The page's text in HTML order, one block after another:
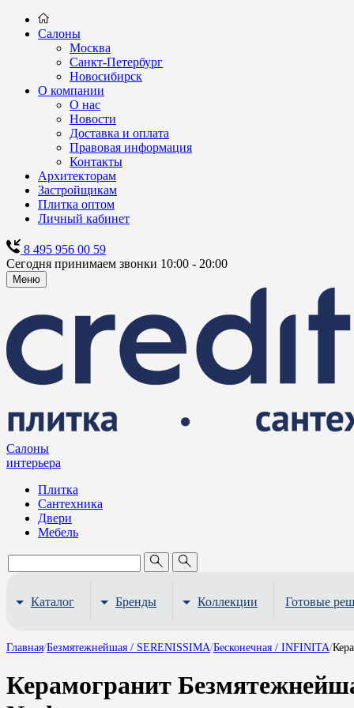
Салоны
Москва
Санкт-Петербург
Новосибирск
О компании
О нас
Новости
Доставка и оплата
Правовая информация
Контакты
Архитекторам
Застройщикам
Плитка оптом
Личный кабинет
8 495 956 00 59
Сегодня принимаем звонки 10:00 - 20:00
Меню
Салоны
интерьера
Плитка
Сантехника
Двери
Мебель
Каталог Бренды Коллекции Готовые
Главная/Безмятежнейшая / SERENISSIMA/Бесконечная / INFINITA/
Керамогранит